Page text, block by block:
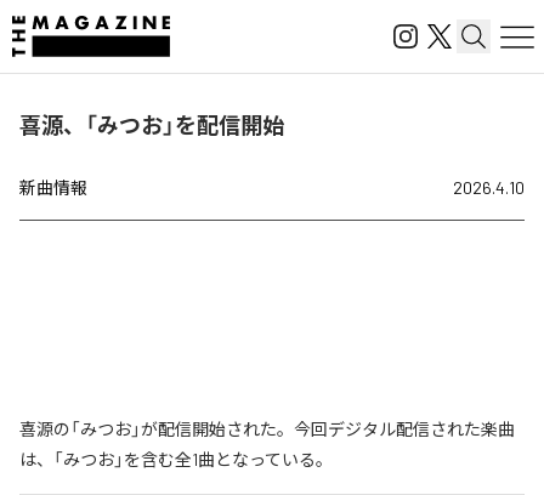
喜源、「みつお」を配信開始
新曲情報 2026.4.10
喜源の「みつお」が配信開始された。今回デジタル配信された楽曲
は、「みつお」を含む全1曲となっている。